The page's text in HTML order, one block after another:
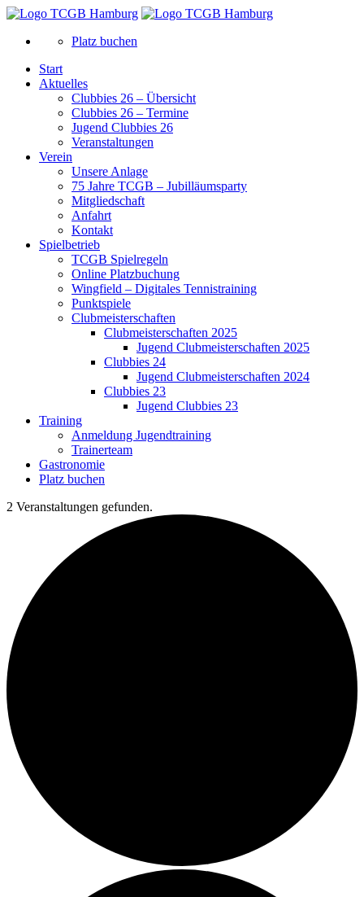
Platz buchen
Start
Aktuelles
Clubbies 26 – Übersicht
Clubbies 26 – Termine
Jugend Clubbies 26
Veranstaltungen
Verein
Unsere Anlage
75 Jahre TCGB – Jubilläumsparty
Mitgliedschaft
Anfahrt
Kontakt
Spielbetrieb
TCGB Spielregeln
Online Platzbuchung
Wingfield – Digitales Tennistraining
Punktspiele
Clubmeisterschaften
Clubmeisterschaften 2025
Jugend Clubmeisterschaften 2025
Clubbies 24
Jugend Clubmeisterschaften 2024
Clubbies 23
Jugend Clubbies 23
Training
Anmeldung Jugendtraining
Trainerteam
Gastronomie
Platz buchen
2 Veranstaltungen gefunden.